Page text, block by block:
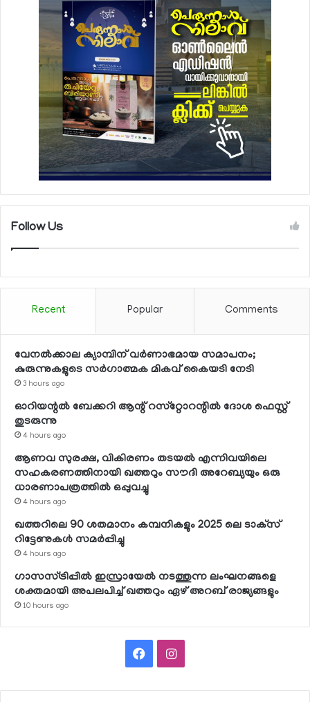
Follow Us
Recent Popular Comments
വേനല്‍ക്കാല ക്യാമ്പിന് വര്‍ണാഭമായ സമാപനം;
കുരുന്നുകളുടെ സര്‍ഗാത്മക മികവ് കൈയടി നേടി
3 hours ago
ഓറിയന്റല്‍ ബേക്കറി ആന്റ് റസ്‌റ്റോറന്റില്‍ ദോശ ഫെസ്റ്റ്
തുടരുന്നു
4 hours ago
ആണവ സുരക്ഷ, വികിരണം തടയല്‍ എന്നിവയിലെ
സഹകരണത്തിനായി ഖത്തറും സൗദി അറേബ്യയും ഒരു
ധാരണാപത്രത്തില്‍ ഒപ്പുവച്ചു
4 hours ago
ഖത്തറിലെ 90 ശതമാനം കമ്പനികളും 2025 ലെ ടാക്‌സ്
റിട്ടേണുകള്‍ സമര്‍പ്പിച്ചു
4 hours ago
ഗാസസ്ട്രിപ്പില്‍ ഇസ്രായേല്‍ നടത്തുന്ന ലംഘനങ്ങളെ
ശക്തമായി അപലപിച്ച് ഖത്തറും ഏഴ് അറബ് രാജ്യങ്ങളും
10 hours ago
FacebookInstagram